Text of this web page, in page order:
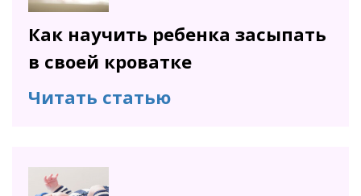
Как научить ребенка засыпать
в своей кроватке
Читать статью